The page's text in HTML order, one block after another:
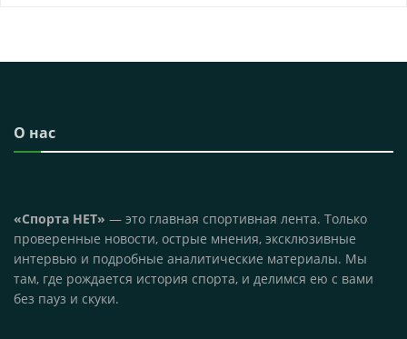
О нас
«Спорта НЕТ» — это главная спортивная лента. Только
проверенные новости, острые мнения, эксклюзивные
интервью и подробные аналитические материалы. Мы
там, где рождается история спорта, и делимся ею с вами
без пауз и скуки.